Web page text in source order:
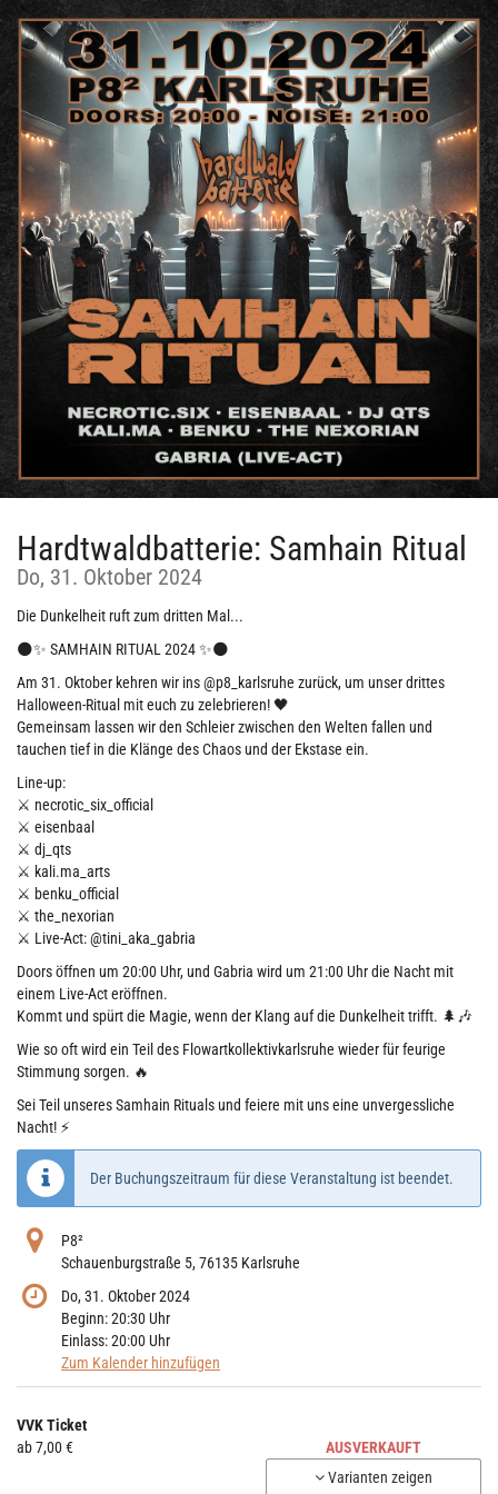
Zum
Haupt-
Inhalt
Hardtwaldbatterie: Samhain Ritual
Do, 31. Oktober 2024
Die Dunkelheit ruft zum dritten Mal...
🌑✨ SAMHAIN RITUAL 2024 ✨🌑
Am 31. Oktober kehren wir ins @p8_karlsruhe zurück, um unser drittes
Halloween-Ritual mit euch zu zelebrieren! 🖤
Gemeinsam lassen wir den Schleier zwischen den Welten fallen und
tauchen tief in die Klänge des Chaos und der Ekstase ein.
Line-up:
⚔️ necrotic_six_official
⚔️ eisenbaal
⚔️ dj_qts
⚔️ kali.ma_arts
⚔️ benku_official
⚔️ the_nexorian
⚔️ Live-Act: @tini_aka_gabria
Doors öffnen um 20:00 Uhr, und Gabria wird um 21:00 Uhr die Nacht mit
einem Live-Act eröffnen.
Kommt und spürt die Magie, wenn der Klang auf die Dunkelheit trifft. 🌲🎶
Wie so oft wird ein Teil des Flowartkollektivkarlsruhe wieder für feurige
Stimmung sorgen. 🔥
Sei Teil unseres Samhain Rituals und feiere mit uns eine unvergessliche
Nacht! ⚡
Der Buchungszeitraum für diese Veranstaltung ist beendet.
P8²
Schauenburgstraße 5, 76135 Karlsruhe
Do, 31. Oktober 2024
Beginn:20:30Uhr
Einlass:20:00Uhr
Zum Kalender hinzufügen
Unkategorisierte
VVK Ticket
ab 7,00 €
AUSVERKAUFT
Varianten zeigen